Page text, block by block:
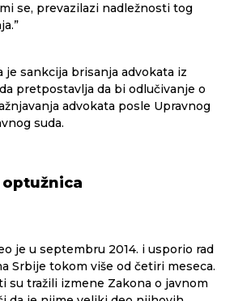
se, prevazilazi nadležnosti tog
je sankcija brisanja advokata iz
pretpostavlja da bi odlučivanje o
advokata posle Upravnog
suda.
optužnica
je u septembru 2014. i usporio rad
Srbije tokom više od četiri meseca.
su tražili izmene Zakona o javnom